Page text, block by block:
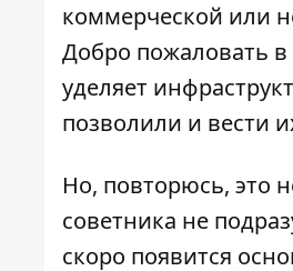
коммерческой или
Добро пожаловать
уделяет
позволили и вести
Но, повторюсь, это
советника не
скоро появится